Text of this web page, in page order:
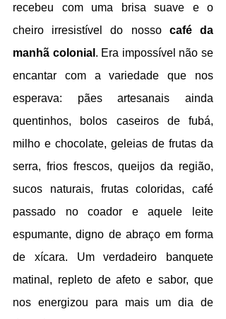
recebeu com uma brisa suave e o
cheiro irresistível do nosso café da
manhã colonial . Era impossível não se
encantar com a variedade que nos
esperava: pães artesanais ainda
quentinhos, bolos caseiros de fubá,
milho e chocolate, geleias de frutas da
serra, frios frescos, queijos da região,
sucos naturais, frutas coloridas, café
passado no coador e aquele leite
espumante, digno de abraço em forma
de xícara. Um verdadeiro banquete
matinal, repleto de afeto e sabor, que
nos energizou para mais um dia de